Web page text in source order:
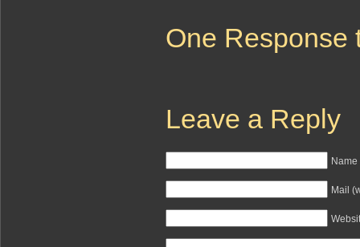
One Response
Leave a Reply
Mail